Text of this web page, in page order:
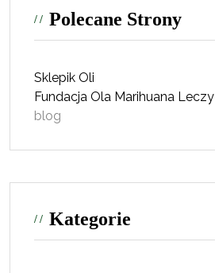
Polecane Strony
Sklepik Oli
Fundacja Ola Marihuana Leczy
blog
Kategorie